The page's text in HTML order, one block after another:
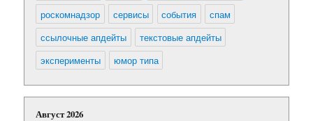
роскомнадзор
сервисы события
спам
ссылочные апдейты
текстовые апдейты
эксперименты
юмор типа
Август 2026